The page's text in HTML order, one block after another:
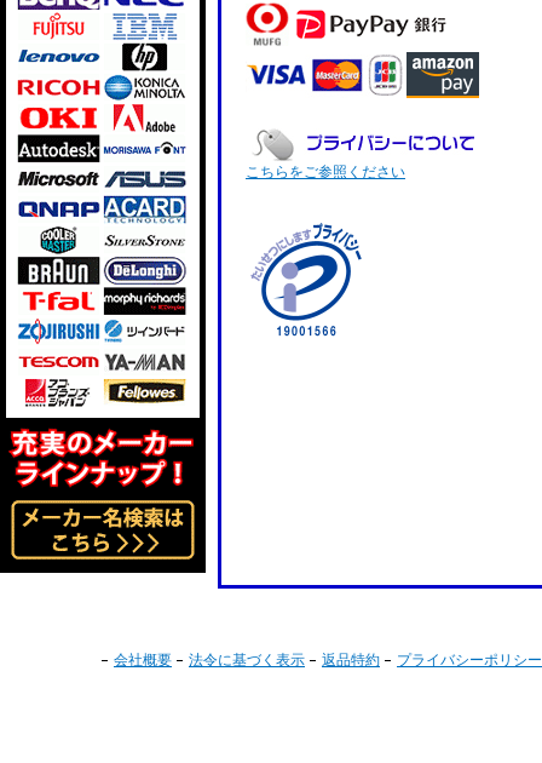
こちらをご参照ください
会社概要 法令に基づく表示 返品特約 プライバシーポリシー